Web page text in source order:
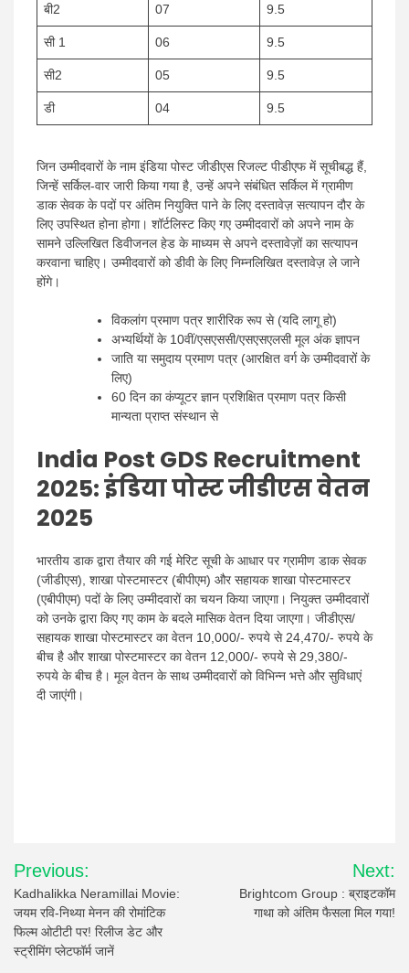
बी2 07 9.5
सी 1 06 9.5
सी2 05 9.5
डी 04 9.5
जिन उम्मीदवारों के नाम इंडिया पोस्ट जीडीएस रिजल्ट पीडीएफ में सूचीबद्ध हैं,
जिन्हें सर्किल-वार जारी किया गया है, उन्हें अपने संबंधित सर्किल में ग्रामीण
डाक सेवक के पदों पर अंतिम नियुक्ति पाने के लिए दस्तावेज़ सत्यापन दौर के
लिए उपस्थित होना होगा। शॉर्टलिस्ट किए गए उम्मीदवारों को अपने नाम के
सामने उल्लिखित डिवीजनल हेड के माध्यम से अपने दस्तावेज़ों का सत्यापन
करवाना चाहिए। उम्मीदवारों को डीवी के लिए निम्नलिखित दस्तावेज़ ले जाने
होंगे।
विकलांग प्रमाण पत्र शारीरिक रूप से (यदि लागू हो)
अभ्यर्थियों के 10वीं/एसएससी/एसएसएलसी मूल अंक ज्ञापन
जाति या समुदाय प्रमाण पत्र (आरक्षित वर्ग के उम्मीदवारों के
लिए)
60 दिन का कंप्यूटर ज्ञान प्रशिक्षित प्रमाण पत्र किसी
मान्यता प्राप्त संस्थान से
India Post GDS Recruitment
2025: इंडिया पोस्ट जीडीएस वेतन
2025
भारतीय डाक द्वारा तैयार की गई मेरिट सूची के आधार पर ग्रामीण डाक सेवक
(जीडीएस), शाखा पोस्टमास्टर (बीपीएम) और सहायक शाखा पोस्टमास्टर
(एबीपीएम) पदों के लिए उम्मीदवारों का चयन किया जाएगा। नियुक्त उम्मीदवारों
को उनके द्वारा किए गए काम के बदले मासिक वेतन दिया जाएगा। जीडीएस/
सहायक शाखा पोस्टमास्टर का वेतन 10,000/- रुपये से 24,470/- रुपये के
बीच है और शाखा पोस्टमास्टर का वेतन 12,000/- रुपये से 29,380/-
रुपये के बीच है। मूल वेतन के साथ उम्मीदवारों को विभिन्न भत्ते और सुविधाएं
दी जाएंगी।
Post
navigation
Previous:
Kadhalikka Neramillai Movie:
जयम रवि-निथ्या मेनन की रोमांटिक
फिल्म ओटीटी पर! रिलीज डेट और
स्ट्रीमिंग प्लेटफॉर्म जानें
Next:
Brightcom Group : ब्राइटकॉम
गाथा को अंतिम फैसला मिल गया!